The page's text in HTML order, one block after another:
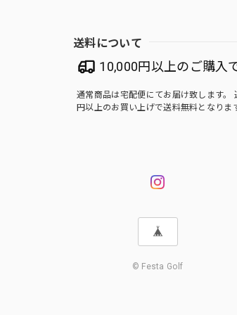
送料について
10,000円以上のご購入
通常商品は宅配便にてお届け致します
円以上のお買い上げで送料無料となりま
© Festa Golf